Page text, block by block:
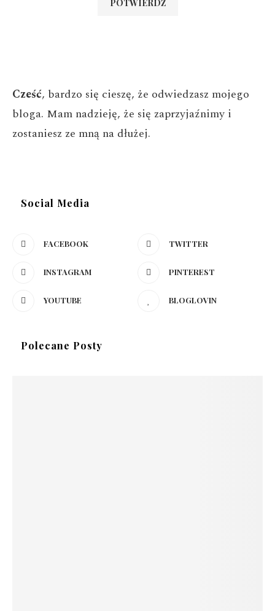
Cześć, bardzo się cieszę, że odwiedzasz mojego
bloga. Mam nadzieję, że się zaprzyjaźnimy i
zostaniesz ze mną na dłużej.
Social Media
FACEBOOK TWITTER
INSTAGRAM PINTEREST
YOUTUBE BLOGLOVIN
Polecane Posty